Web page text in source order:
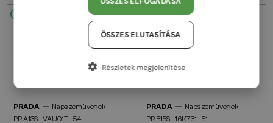
PRADA — Napszemüvegek
PR A13S - VAU01T - 54
48/72
PRADA — Napszemüvegek
PR B15S - 16K731 - 51
ÖSSZES ELUTASÍTÁSA
Részletek megjelenítése